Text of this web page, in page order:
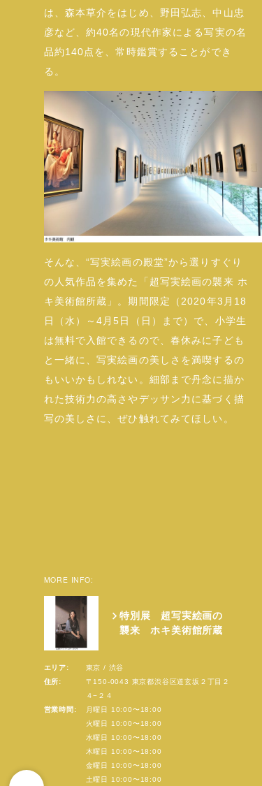
は、森本草介をはじめ、野田弘志、中山忠
彦など、約40名の現代作家による写実の名
品約140点を、常時鑑賞することができ
る。
そんな、“写実絵画の殿堂”から選りすぐり
の人気作品を集めた「超写実絵画の襲来 ホ
キ美術館所蔵」。期間限定（2020年3月18
日（水）～4月5日（日）まで）で、小学生
は無料で入館できるので、春休みに子ども
と一緒に、写実絵画の美しさを満喫するの
もいいかもしれない。細部まで丹念に描か
れた技術力の高さやデッサン力に基づく描
写の美しさに、ぜひ触れてみてほしい。
MORE INFO:
特別展 超写実絵画の
襲来 ホキ美術館所蔵
エリア:
東京 / 渋谷
住所:
〒150-0043 東京都渋谷区道玄坂２丁目２
４−２４
営業時間:
月曜日 10:00〜18:00
火曜日 10:00〜18:00
水曜日 10:00〜18:00
木曜日 10:00〜18:00
金曜日 10:00〜18:00
土曜日 10:00〜18:00